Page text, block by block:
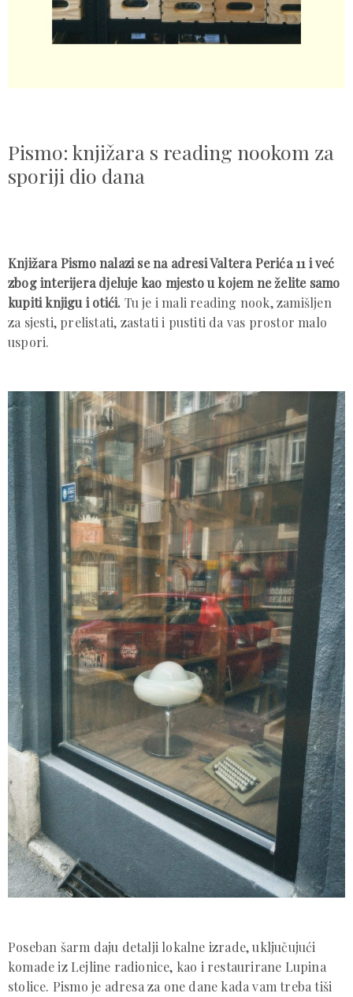
Pismo: knjižara s reading nookom za
sporiji dio dana
Knjižara Pismo nalazi se na adresi Valtera Perića 11 i već
zbog interijera djeluje kao mjesto u kojem ne želite samo
kupiti knjigu i otići.Tu je i mali reading nook, zamišljen
za sjesti, prelistati, zastati i pustiti da vas prostor malo
uspori.